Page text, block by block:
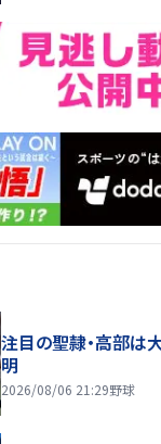
注目の聖隷・高部は
明
2026/08/06 21:29野球